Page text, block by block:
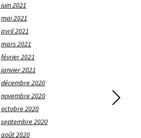
juin 2021
mai 2021
avril 2021
mars 2021
février 2021
janvier 2021
décembre 2020
novembre 2020
octobre 2020
septembre 2020
août 2020